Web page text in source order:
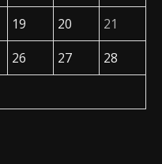
19 20
21
26 27
28